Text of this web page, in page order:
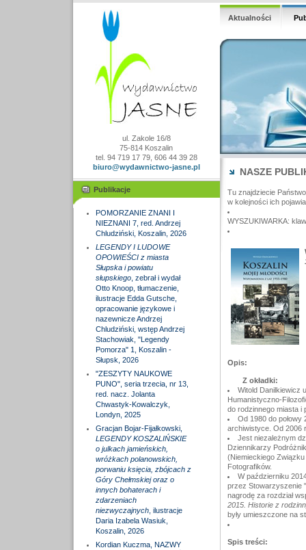
ul. Zakole 16/8
75-814 Koszalin
tel. 94 719 17 79, 606 44 39 28
biuro@wydawnictwo-jasne.pl
Publikacje
POMORZANIE ZNANI I
NIEZNANI 7, red. Andrzej
Chludziński, Koszalin, 2026
LEGENDY I LUDOWE
OPOWIEŚCI z miasta
Słupska i powiatu
słupskiego, zebrał i wydał
Otto Knoop, tłumaczenie,
ilustracje Edda Gutsche,
opracowanie językowe i
nazewnicze Andrzej
Chludziński, wstęp Andrzej
Stachowiak, "Legendy
Pomorza" 1, Koszalin -
Słupsk, 2026
"ZESZYTY NAUKOWE
PUNO", seria trzecia, nr 13,
red. nacz. Jolanta
Chwastyk-Kowalczyk,
Londyn, 2025
Gracjan Bojar-Fijałkowski,
LEGENDY KOSZALIŃSKIE
o julkach jamieńskich,
wróżkach polanowskich,
porwaniu księcia, zbójcach z
Góry Chełmskiej oraz o
innych bohaterach i
zdarzeniach
niezwyczajnych, ilustracje
Daria Izabela Wasiuk,
Koszalin, 2026
Kordian Kuczma, NAZWY
Aktualności
NASZE
Tu znajdziecie
w kolejności ich
WYSZUKIWARKA:
Opis:
Z okładki:
Witold Danilkiewicz
Humanistyczno-
do rodzinnego miasta i
Od 1980 do połowy
archiwistyce. Od 2006
Jest niezależnym
Dziennikarzy
(Niemieckiego
Fotografików.
W październiku
przez Stowarzyszenie
nagrodę za rozdział
2015. Historie z
były umieszczone na
Spis treści: